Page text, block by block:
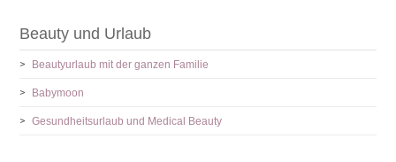
Beauty und Urlaub
Beautyurlaub mit der ganzen Familie
Babymoon
Gesundheitsurlaub und Medical Beauty